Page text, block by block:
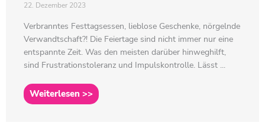
22. Dezember 2023
Verbranntes Festtagsessen, lieblose Geschenke, nörgelnde
Verwandtschaft?! Die Feiertage sind nicht immer nur eine
entspannte Zeit. Was den meisten darüber hinweghilft,
sind Frustrationstoleranz und Impulskontrolle. Lässt ...
Weiterlesen >>